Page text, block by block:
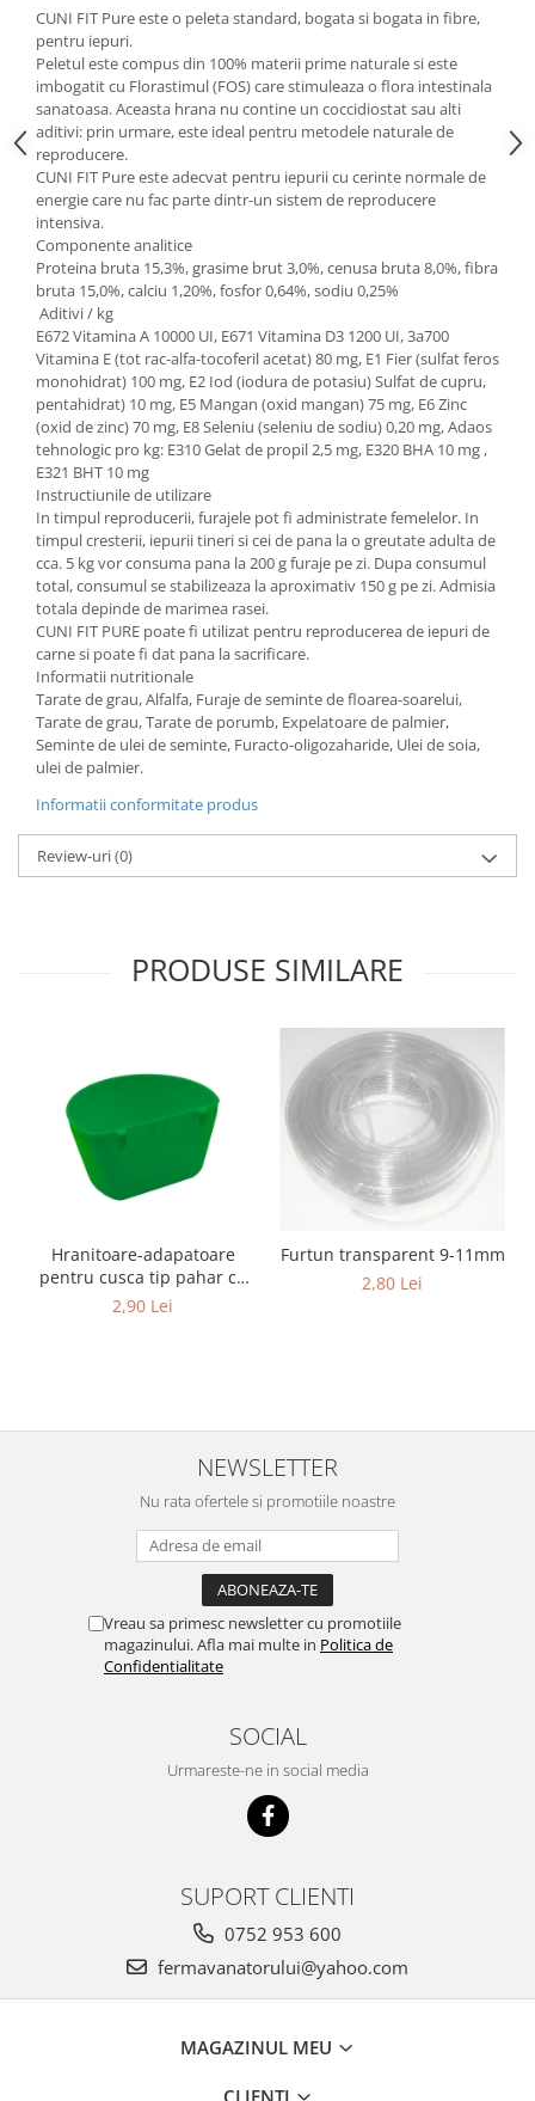
Hrănitori
Suplimente și grituri
Accesorii pentru făcut cuşti
Curatare copite
Accesorii veterinare
Capcane
Aditivi furajeri
Promotor
Adjuvanți Promedivet
Calciu furajer și stimulatoare ouat
Sprayuri cicatrizante
Cărţi zootehnice
Raticide
Insecticide
Dezinfectanti
Cuști transport animale mici
Gard electric
Accesorii gard electric
Aparate gard electric
Fir gard electric
Animale de companie
Caini
Accesorii
Suplimente si produse de uz
veterinar
Papagali
Rozatoare
Accesorii
Fitofarmacie
Fungicide
Ingrasamant
Plante furajere
Unelte si accesorii de gradina
Alveole si ghivece
CUNI FIT Pure este o peleta standard, bogata si bogata in fibre,
pentru iepuri.
Peletul este compus din 100% materii prime naturale si este
imbogatit cu Florastimul (FOS) care stimuleaza o flora intestinala
sanatoasa. Aceasta hrana nu contine un coccidiostat sau alti
aditivi: prin urmare, este ideal pentru metodele naturale de
reproducere.
CUNI FIT Pure este adecvat pentru iepurii cu cerinte normale de
energie care nu fac parte dintr-un sistem de reproducere
intensiva.
Componente analitice
Proteina bruta 15,3%, grasime brut 3,0%, cenusa bruta 8,0%, fibra
bruta 15,0%, calciu 1,20%, fosfor 0,64%, sodiu 0,25%
Aditivi / kg
E672 Vitamina A 10000 UI, E671 Vitamina D3 1200 UI, 3a700
Vitamina E (tot rac-alfa-tocoferil acetat) 80 mg, E1 Fier (sulfat feros
monohidrat) 100 mg, E2 Iod (iodura de potasiu) Sulfat de cupru,
pentahidrat) 10 mg, E5 Mangan (oxid mangan) 75 mg, E6 Zinc
(oxid de zinc) 70 mg, E8 Seleniu (seleniu de sodiu) 0,20 mg, Adaos
tehnologic pro kg: E310 Gelat de propil 2,5 mg, E320 BHA 10 mg ,
E321 BHT 10 mg
Instructiunile de utilizare
In timpul reproducerii, furajele pot fi administrate femelelor. In
timpul cresterii, iepurii tineri si cei de pana la o greutate adulta de
cca. 5 kg vor consuma pana la 200 g furaje pe zi. Dupa consumul
total, consumul se stabilizeaza la aproximativ 150 g pe zi. Admisia
totala depinde de marimea rasei.
CUNI FIT PURE poate fi utilizat pentru reproducerea de iepuri de
carne si poate fi dat pana la sacrificare.
Informatii nutritionale
Tarate de grau, Alfalfa, Furaje de seminte de floarea-soarelui,
Tarate de grau, Tarate de porumb, Expelatoare de palmier,
Seminte de ulei de seminte, Furacto-oligozaharide, Ulei de soia,
ulei de palmier.
Informatii conformitate produs
Review-uri(0)
PRODUSE SIMILARE
Hranitoare-adapatoare
pentru cusca tip pahar cu
suport
2,90 Lei
Furtun transparent 9-11mm
2,80 Lei
NEWSLETTER
Nu rata ofertele si promotiile noastre
Vreau sa primesc newsletter cu promotiile
magazinului. Afla mai multe in Politica de
Confidentialitate
SOCIAL
Urmareste-ne in social media
SUPORT CLIENTI
0752 953 600
fermavanatorului@yahoo.com
MAGAZINUL MEU